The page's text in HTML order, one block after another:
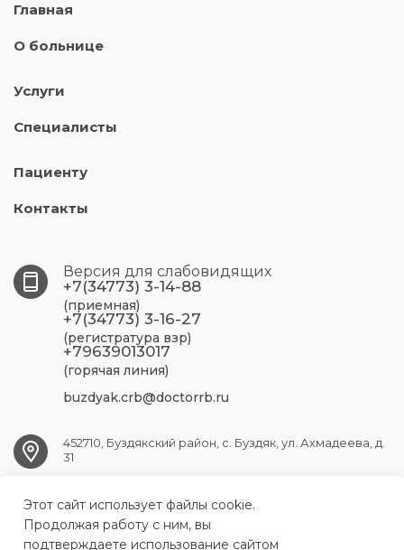
Главная
О больнице
Услуги
Специалисты
Пациенту
Контакты
Версия для слабовидящих
+7(34773) 3-14-88
(приемная)
+7(34773) 3-16-27
(регистратура взр)
+79639013017
(горячая линия)
buzdyak.crb@doctorrb.ru
452710, Буздякский район, с. Буздяк, ул. Ахмадеева, д.
31
BUZDYAK.CRB@doctorrb.ru
Этот сайт использует файлы cookie.
Продолжая работу с ним, вы
подтверждаете использование сайтом